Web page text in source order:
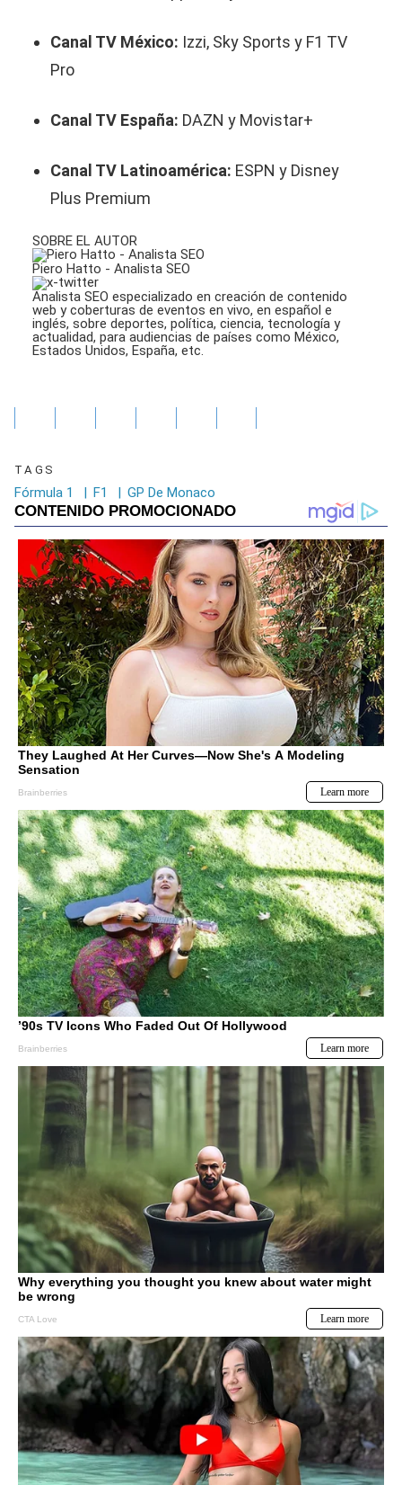
Canal TV México: Izzi, Sky Sports y F1 TV
Pro
Canal TV España: DAZN y Movistar+
Canal TV Latinoamérica: ESPN y Disney
Plus Premium
SOBRE EL AUTOR
Piero Hatto - Analista SEO
Analista SEO especializado en creación de contenido
web y coberturas de eventos en vivo, en español e
inglés, sobre deportes, política, ciencia, tecnología y
actualidad, para audiencias de países como México,
Estados Unidos, España, etc.
TAGS
Fórmula 1 | F1 | GP De Monaco